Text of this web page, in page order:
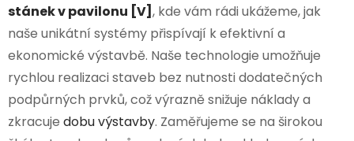
stánek v pavilonu [V] , kde vám rádi ukážeme, jak
naše unikátní systémy přispívají k efektivní a
ekonomické výstavbě. Naše technologie umožňuje
rychlou realizaci staveb bez nutnosti dodatečných
podpůrných prvků, což výrazně snižuje náklady a
zkracuje dobu výstavby. Zaměřujeme se na širokou